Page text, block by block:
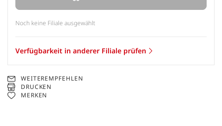
Noch keine Filiale ausgewählt
Verfügbarkeit in anderer Filiale prüfen
WEITEREMPFEHLEN
DRUCKEN
MERKEN